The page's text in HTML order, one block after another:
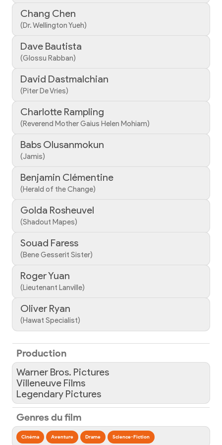
Chang Chen
(Dr. Wellington Yueh)
Dave Bautista
(Glossu Rabban)
David Dastmalchian
(Piter De Vries)
Charlotte Rampling
(Reverend Mother Gaius Helen Mohiam)
Babs Olusanmokun
(Jamis)
Benjamin Clémentine
(Herald of the Change)
Golda Rosheuvel
(Shadout Mapes)
Souad Faress
(Bene Gesserit Sister)
Roger Yuan
(Lieutenant Lanville)
Oliver Ryan
(Hawat Specialist)
Production
Warner Bros. Pictures
Villeneuve Films
Legendary Pictures
Genres du film
Cinéma Aventure Drame Science-Fiction